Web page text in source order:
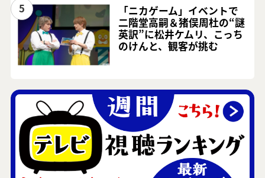
5
「ニカゲーム」イベントで
二階堂高嗣＆猪俣周杜の“謎
英訳”に松井ケムリ、こっち
のけんと、観客が挑む